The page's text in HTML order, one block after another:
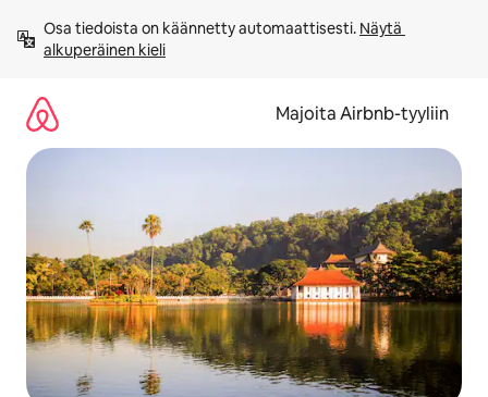
sisältö
väliin
Osa tiedoista on käännetty automaattisesti. Näytä
alkuperäinen kieli
Majoita Airbnb-tyyliin